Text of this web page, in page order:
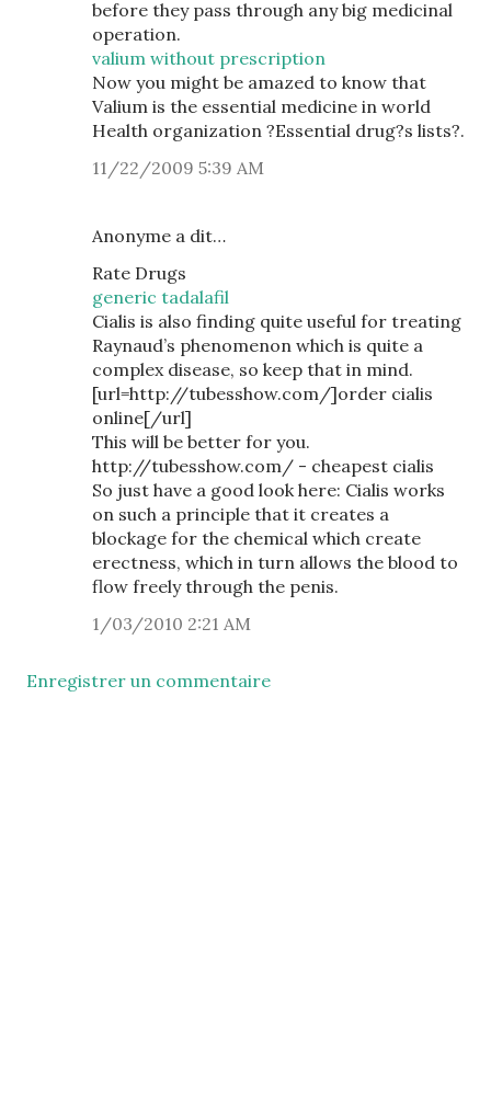
before they pass through any big medicinal
operation.
valium without prescription
Now you might be amazed to know that
Valium is the essential medicine in world
Health organization ?Essential drug?s lists?.
11/22/2009 5:39 AM
Anonyme a dit…
Rate Drugs
generic tadalafil
Cialis is also finding quite useful for treating
Raynaud’s phenomenon which is quite a
complex disease, so keep that in mind.
[url=http://tubesshow.com/]order cialis
online[/url]
This will be better for you.
http://tubesshow.com/ - cheapest cialis
So just have a good look here: Cialis works
on such a principle that it creates a
blockage for the chemical which create
erectness, which in turn allows the blood to
flow freely through the penis.
1/03/2010 2:21 AM
Enregistrer un commentaire